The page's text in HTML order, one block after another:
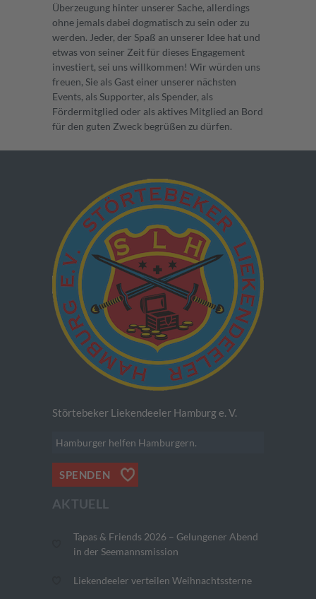
Überzeugung hinter unserer Sache, allerdings
ohne jemals dabei dogmatisch zu sein oder zu
werden. Jeder, der Spaß an unserer Idee hat und
etwas von seiner Zeit für dieses Engagement
investiert, sei uns willkommen! Wir würden uns
freuen, Sie als Gast einer unserer nächsten
Events, als Supporter, als Spender, als
Fördermitglied oder als aktives Mitglied an Bord
für den guten Zweck begrüßen zu dürfen.
Störtebeker Liekendeeler Hamburg e. V.
Hamburger helfen Hamburgern.
SPENDEN
AKTUELL
Tapas & Friends 2026 – Gelungener Abend
in der Seemannsmission
Liekendeeler verteilen Weihnachtssterne